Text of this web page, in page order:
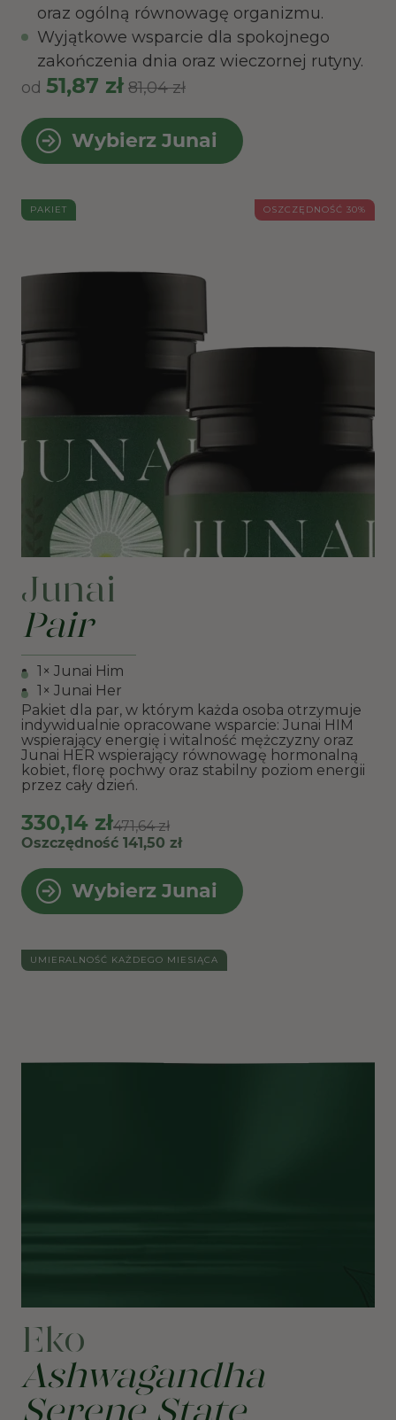
oraz ogólną równowagę organizmu.
Wyjątkowe wsparcie dla spokojnego
zakończenia dnia oraz wieczornej rutyny.
od 51,87 zł 81,04 zł
Wybierz Junai
PAKIET OSZCZĘDNOŚĆ 30%
Junai
Pair
1× Junai Him
1× Junai Her
Pakiet dla par, w którym każda osoba otrzymuje
indywidualnie opracowane wsparcie: Junai HIM
wspierający energię i witalność mężczyzny oraz
Junai HER wspierający równowagę hormonalną
kobiet, florę pochwy oraz stabilny poziom energii
przez cały dzień.
330,14 zł471,64 zł
Oszczędność 141,50 zł
Wybierz Junai
UMIERALNOŚĆ KAŻDEGO MIESIĄCA
Eko
Ashwagandha